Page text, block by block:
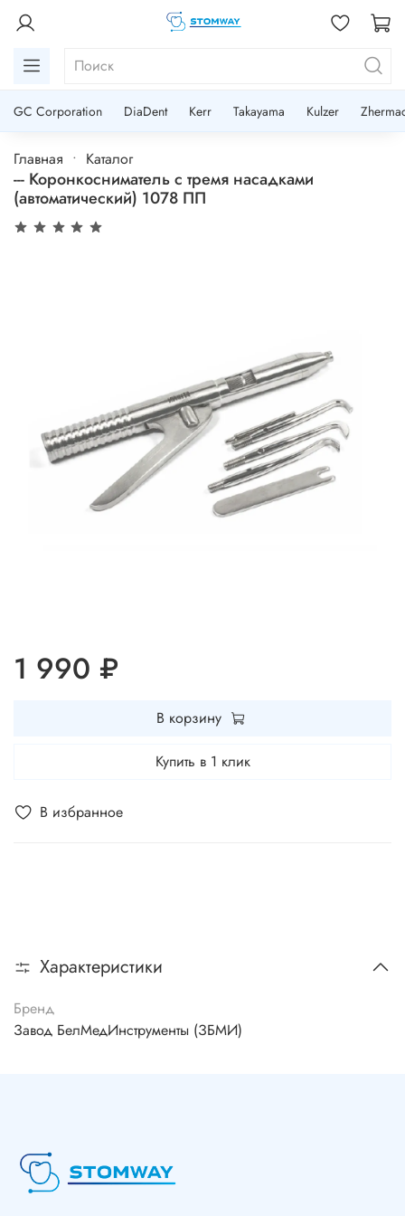
GC Corporation DiaDent Kerr Takayama Kulzer
Главная Каталог
--- Коронкосниматель с тремя насадками
(автоматический) 1078 ПП
В избранное
1 990 ₽
В корзину
Купить в 1 клик
Характеристики
Бренд
Завод БелМедИнструменты (ЗБМИ)